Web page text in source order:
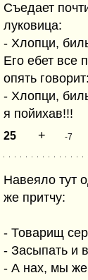
Съедает
луковица:
- Хлопци,
Его ебет все
опять говорит:
- Хлопци,
я пойихав!!!
25 + -7
Навеяло тут
же притчу:
- Товарищ
- Засыпать и
- А нах, мы